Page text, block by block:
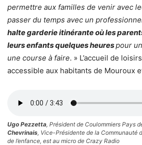
permettre aux familles de venir avec
passer du temps avec un
halte garderie itinérante où les
leurs enfants quelques heurespour
une course à faire. » L’accueil de
accessible aux habitants de Mouroux
Ugo Pezzetta, Président de Coulommiers Pays
Chevrinais, Vice-Présidente de la Communauté
de l’enfance, est au micro de Crazy Radio